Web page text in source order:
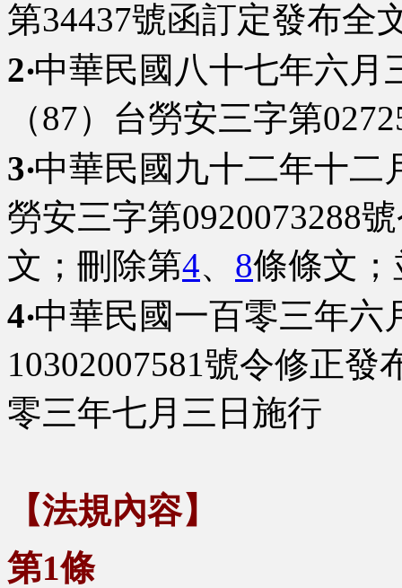
第34437號函訂定發布全
2‧中華民國八十七年六月
（87）台勞安三字第
3‧中華民國九十二年十二
勞安三字第0920073288
文；刪除第4、 8條條文
4‧中華民國一百零三年六
10302007581號令修正發
零三年七月三日施行
【法規內容】
第1條